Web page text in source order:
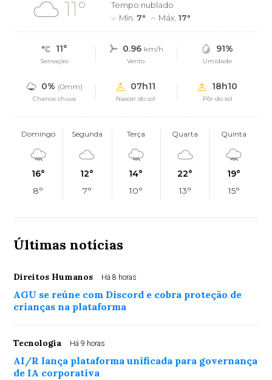
11°
Tempo nublado
Mín. 7° Máx.17°
11°
Sensação
0.96 km/h
Vento
91%
Umidade
0% (0mm)
Chance chuva
07h11
Nascer do sol
18h10
Pôr do sol
Domingo
16°
8°
Segunda
12°
7°
Terça
14°
10°
Quarta
22°
13°
Quinta
19°
15°
Últimas notícias
Direitos Humanos Há 8 horas
AGU se reúne com Discord e cobra proteção de
crianças na plataforma
Tecnologia Há 9 horas
AI/R lança plataforma unificada para governança
de IA corporativa